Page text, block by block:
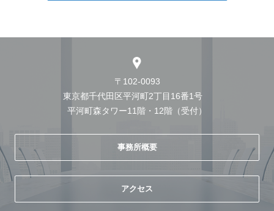
〒102-0093
東京都千代田区平河町2丁目16番1号
平河町森タワー11階・12階（受付）
事務所概要
アクセス